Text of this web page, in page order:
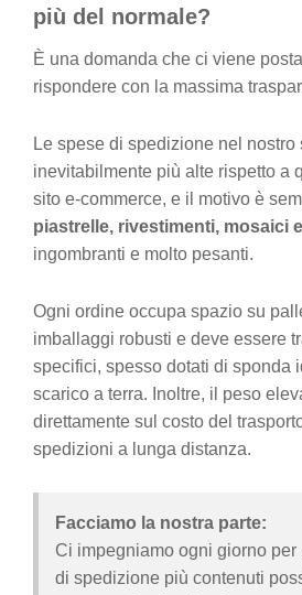
più del normale?
È una domanda che ci viene
rispondere con la massima
Le spese di spedizione nel nostro
inevitabilmente più alte rispetto a
sito e-commerce, e il motivo è
piastrelle, rivestimenti, mosaici
ingombranti e molto pesanti.
Ogni ordine occupa spazio su
imballaggi robusti e deve essere
specifici, spesso dotati di sponda
scarico a terra. Inoltre, il peso
direttamente sul costo del
spedizioni a lunga distanza.
Facciamo la nostra parte:
Ci impegniamo ogni giorno per
di spedizione più contenuti